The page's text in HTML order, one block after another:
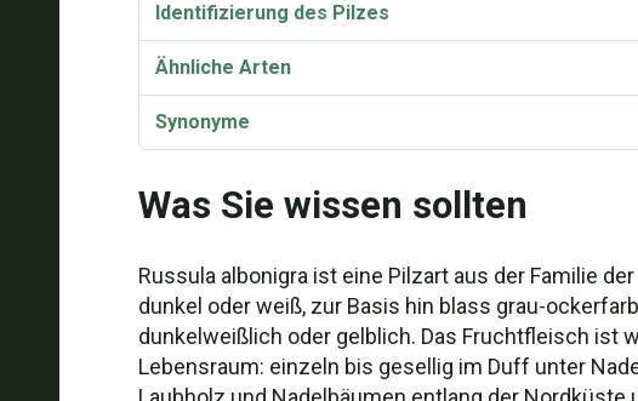
Identifizierung des Pilzes
Ähnliche Arten
Synonyme
Was Sie wissen sollten
Russula albonigra ist eine Pilzart aus der Familie
dunkel oder weiß, zur Basis hin blass grau-
dunkelweißlich oder gelblich. Das Fruchtfleisch ist
Lebensraum: einzeln bis gesellig im Duff unter